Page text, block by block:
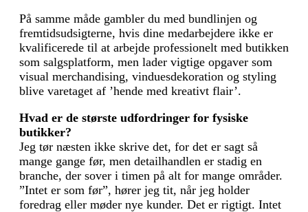
På samme måde gambler du med bundlinjen og
fremtids­udsigterne, hvis dine medarbejdere ikke er
kvalificerede til at arbejde professionelt med butikken
som salgsplatform, men lader vigtige opgaver som
visual merchandising, vinduesdekoration og styling
blive varetaget af ’hende med kreativt flair’.
Hvad er de største udfordringer for fysiske
butikker?
Jeg tør næsten ikke skrive det, for det er sagt så
mange gange før, men detailhandlen er stadig en
branche, der sover i timen på alt for mange områder.
”Intet er som før”, hører jeg tit, når jeg holder
foredrag eller møder nye kunder. Det er rigtigt. Intet